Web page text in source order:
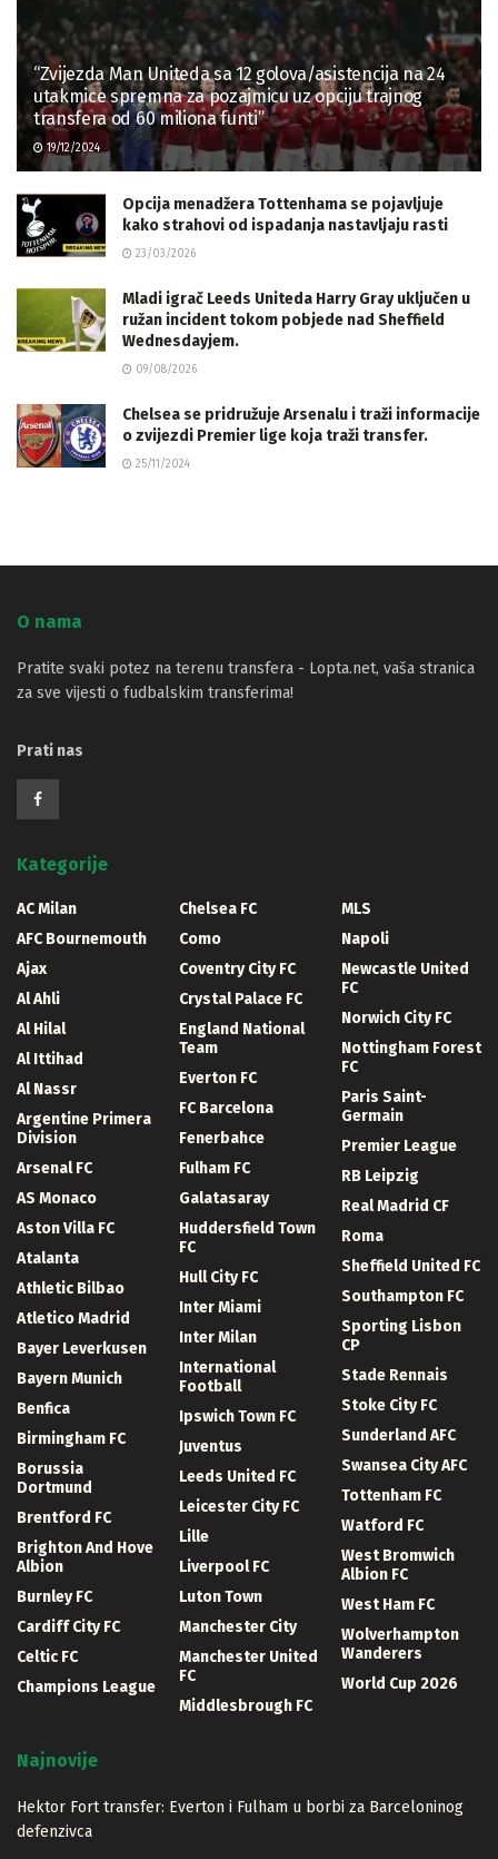
“Zvijezda Man Uniteda sa 12 golova/asistencija na 24
utakmice spremna za pozajmicu uz opciju trajnog
transfera od 60 miliona funti”
19/12/2024
Opcija menadžera Tottenhama se pojavljuje
kako strahovi od ispadanja nastavljaju rasti
23/03/2026
Mladi igrač Leeds Uniteda Harry Gray uključen u
ružan incident tokom pobjede nad Sheffield
Wednesdayjem.
09/08/2026
Chelsea se pridružuje Arsenalu i traži informacije
o zvijezdi Premier lige koja traži transfer.
25/11/2024
O nama
Pratite svaki potez na terenu transfera - Lopta.net, vaša stranica
za sve vijesti o fudbalskim transferima!
Prati nas
Kategorije
AC Milan
AFC Bournemouth
Ajax
Al Ahli
Al Hilal
Al Ittihad
Al Nassr
Argentine Primera
Division
Arsenal FC
AS Monaco
Aston Villa FC
Atalanta
Athletic Bilbao
Atletico Madrid
Bayer Leverkusen
Bayern Munich
Benfica
Birmingham FC
Borussia
Dortmund
Brentford FC
Brighton And Hove
Albion
Burnley FC
Cardiff City FC
Celtic FC
Champions League
Chelsea FC
Como
Coventry City FC
Crystal Palace FC
England National
Team
Everton FC
FC Barcelona
Fenerbahce
Fulham FC
Galatasaray
Huddersfield Town
FC
Hull City FC
Inter Miami
Inter Milan
International
Football
Ipswich Town FC
Juventus
Leeds United FC
Leicester City FC
Lille
Liverpool FC
Luton Town
Manchester City
Manchester United
FC
Middlesbrough FC
MLS
Napoli
Newcastle United
FC
Norwich City FC
Nottingham Forest
FC
Paris Saint-
Germain
Premier League
RB Leipzig
Real Madrid CF
Roma
Sheffield United FC
Southampton FC
Sporting Lisbon
CP
Stade Rennais
Stoke City FC
Sunderland AFC
Swansea City AFC
Tottenham FC
Watford FC
West Bromwich
Albion FC
West Ham FC
Wolverhampton
Wanderers
World Cup 2026
Najnovije
Hektor Fort transfer: Everton i Fulham u borbi za Barceloninog
defenzivca